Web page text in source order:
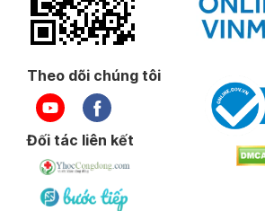
Theo dõi chúng tôi
Đối tác liên kết